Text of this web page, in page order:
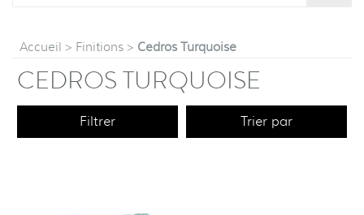
Accueil > Finitions > Cedros Turquoise
CEDROS TURQUOISE
Filtrer Trier par